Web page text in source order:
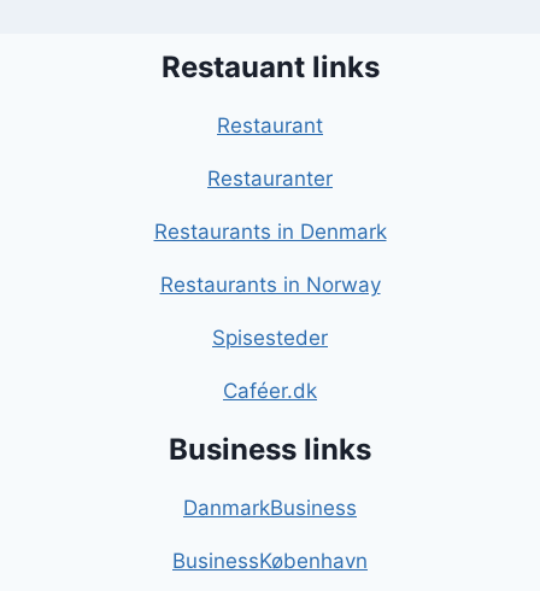
Restauant links
Restaurant
Restauranter
Restaurants in Denmark
Restaurants in Norway
Spisesteder
Caféer.dk
Business links
DanmarkBusiness
BusinessKøbenhavn